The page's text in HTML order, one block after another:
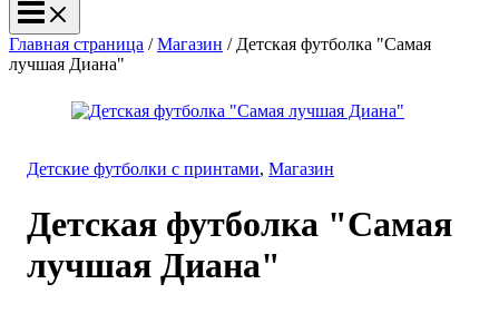
Главная страница /Магазин / Детская футболка "Самая
лучшая Диана"
Детские футболки с принтами, Магазин
Детская футболка "Самая
лучшая Диана"